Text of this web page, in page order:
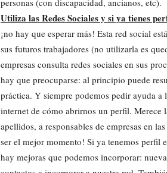
personas (con discapacidad, ancianos, etc).
Utiliza las Redes Sociales y si ya tienes
¡no hay que esperar más! Esta red social
sus futuros trabajadores (no utilizarla es
empresas consulta redes sociales en sus
hay que preocuparse: al principio puede
práctica. Y siempre podemos pedir ayuda a
internet de cómo abrirnos un perfil. Merece
apellidos, a responsables de empresas en
ser el mejor momento! Si ya tenemos perfil
hay mejoras que podemos incorporar: